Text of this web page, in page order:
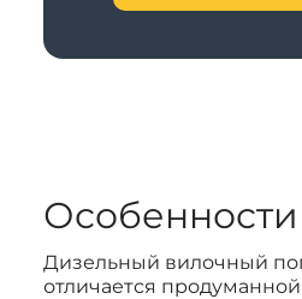
Дизельный вилочный
отличается